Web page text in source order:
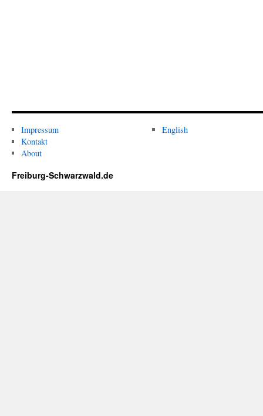
Impressum
Kontakt
About
English
Freiburg-Schwarzwald.de